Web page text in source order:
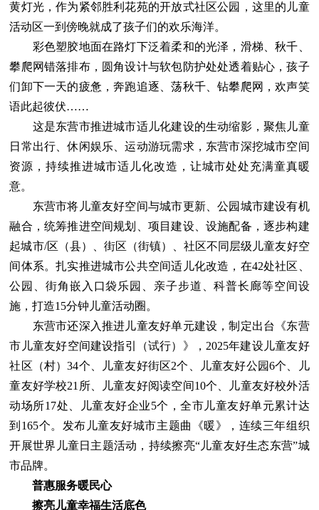
黄灯光，作为紧邻胜利花苑的开放式社区公园，这里的儿童
活动区一到傍晚就成了孩子们的欢乐海洋。
彩色塑胶地面在路灯下泛着柔和的光泽，滑梯、秋千、
攀爬网错落排布，圆角设计与软包防护处处透着贴心，孩子
们卸下一天的疲惫，奔跑追逐、荡秋千、钻攀爬网，欢声笑
语此起彼伏……
这是东营市推进城市适儿化建设的生动缩影，聚焦儿童
日常出行、休闲娱乐、运动游玩需求，东营市深挖城市空间
资源，持续推进城市适儿化改造，让城市处处充满童真暖
意。
东营市将儿童友好空间与城市更新、公园城市建设有机
融合，统筹推进空间规划、项目建设、设施配备，逐步构建
起城市/区（县）、街区（街镇）、社区不同层级儿童友好空
间体系。扎实推进城市公共空间适儿化改造，在42处社区、
公园、街角嵌入口袋乐园、亲子步道、科普长廊等空间设
施，打造15分钟儿童活动圈。
东营市还深入推进儿童友好单元建设，制定出台《东营
市儿童友好空间建设指引（试行）》，2025年建设儿童友好
社区（村）34个、儿童友好街区2个、儿童友好公园6个、儿
童友好学校21所、儿童友好阅读空间10个、儿童友好校外活
动场所17处、儿童友好企业5个，全市儿童友好单元累计达
到165个。发布儿童友好城市主题曲《暖》，连续三年组织
开展世界儿童日主题活动，持续擦亮“儿童友好生态东营”城
市品牌。
普惠服务暖民心
擦亮儿童幸福生活底色